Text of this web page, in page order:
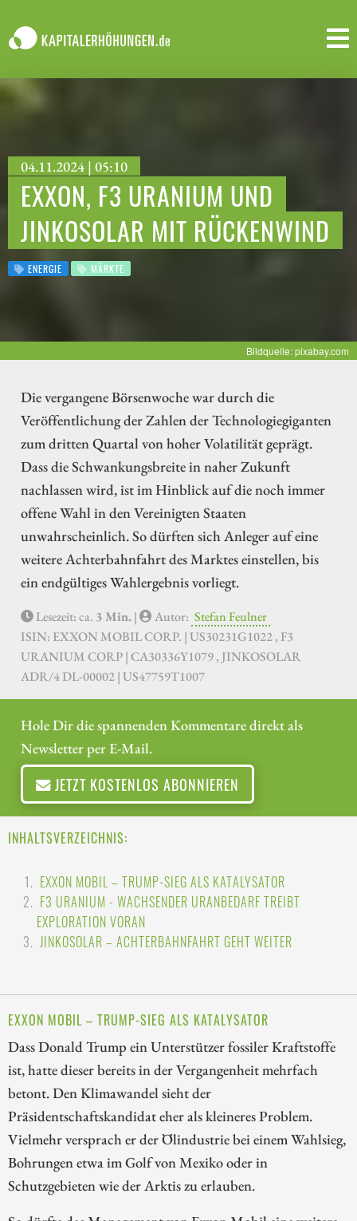
04.11.2024 | 05:10
EXXON, F3 URANIUM UND
JINKOSOLAR MIT RÜCKENWIND
ENERGIE MÄRKTE
Bildquelle: pixabay.com
Die vergangene Börsenwoche war durch die
Veröffentlichung der Zahlen der Technologiegiganten
zum dritten Quartal von hoher Volatilität geprägt.
Dass die Schwankungsbreite in naher Zukunft
nachlassen wird, ist im Hinblick auf die noch immer
offene Wahl in den Vereinigten Staaten
unwahrscheinlich. So dürften sich Anleger auf eine
weitere Achterbahnfahrt des Marktes einstellen, bis
ein endgültiges Wahlergebnis vorliegt.
Lesezeit: ca. 3 Min. | Autor: Stefan Feulner
ISIN: EXXON MOBIL CORP. | US30231G1022 , F3
URANIUM CORP | CA30336Y1079 , JINKOSOLAR
ADR/4 DL-00002 | US47759T1007
Hole Dir die spannenden Kommentare direkt als
Newsletter per E-Mail.
JETZT KOSTENLOS ABONNIEREN
INHALTSVERZEICHNIS:
EXXON MOBIL – TRUMP-SIEG ALS KATALYSATOR
F3 URANIUM - WACHSENDER URANBEDARF TREIBT
EXPLORATION VORAN
JINKOSOLAR – ACHTERBAHNFAHRT GEHT WEITER
EXXON MOBIL – TRUMP-SIEG ALS KATALYSATOR
Dass Donald Trump ein Unterstützer fossiler Kraftstoffe
ist, hatte dieser bereits in der Vergangenheit mehrfach
betont. Den Klimawandel sieht der
Präsidentschaftskandidat eher als kleineres Problem.
Vielmehr versprach er der Ölindustrie bei einem Wahlsieg,
Bohrungen etwa im Golf von Mexiko oder in
Schutzgebieten wie der Arktis zu erlauben.